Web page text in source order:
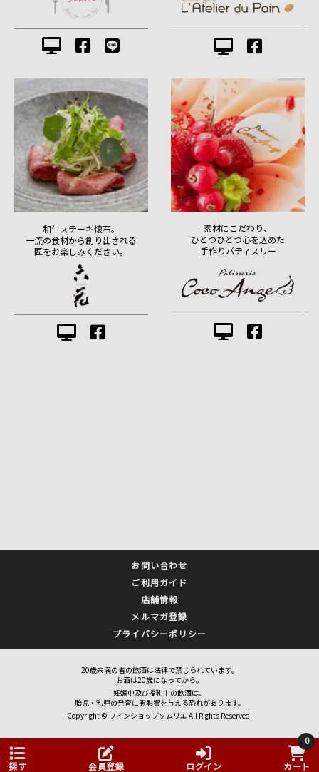
探す 会員登録 ログイン
0
カート
和牛ステーキ懐石。
一流の食材から創り出される
匠をお楽しみください。
素材にこだわり、
ひとつひとつ心を込めた
手作りパティスリー
お問い合わせ
ご利用ガイド
店舗情報
メルマガ登録
プライバシーポリシー
20歳未満の者の飲酒は法律で禁じられています。
お酒は20歳になってから。
妊娠中及び授乳中の飲酒は、
胎児・乳児の発育に悪影響を与える恐れがあります。
Copyright © ワインショップソムリエ All Rights Reserved.